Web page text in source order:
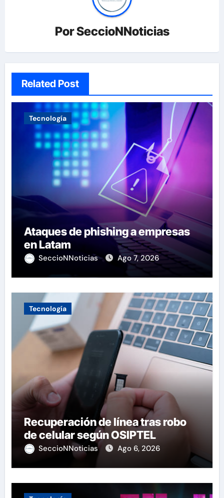
PorSeccioNNoticias
Related Post
Tecnología
Ataques de phishing a empresas
en Latam
SeccioNNoticias Ago 7, 2026
Tecnología
Recuperación de línea tras robo
de celular según OSIPTEL
SeccioNNoticias Ago 6, 2026